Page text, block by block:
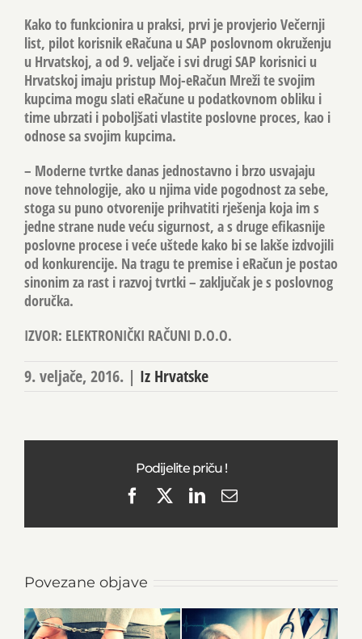
Kako to funkcionira u praksi, prvi je provjerio Večernji
list, pilot korisnik eRačuna u SAP poslovnom okruženju
u Hrvatskoj, a od 9. veljače i svi drugi SAP korisnici u
Hrvatskoj imaju pristup Moj-eRačun Mreži te svojim
kupcima mogu slati eRačune u podatkovnom obliku i
time ubrzati i poboljšati vlastite poslovne proces, kao i
odnose sa svojim kupcima.
– Moderne tvrtke danas jednostavno i brzo usvajaju
nove tehnologije, ako u njima vide pogodnost za sebe,
stoga su puno otvorenije prihvatiti rješenja koja im s
jedne strane nude veću sigurnost, a s druge efikasnije
poslovne procese i veće uštede kako bi se lakše izdvojili
od konkurencije. Na tragu te premise i eRačun je postao
sinonim za rast i razvoj tvrtki – zaključak je s poslovnog
doručka.
IZVOR: ELEKTRONIČKI RAČUNI D.O.O.
9. veljače, 2016. | Iz Hrvatske
Podijelite priču !
FacebookLinkedIn
Email
Povezane objave